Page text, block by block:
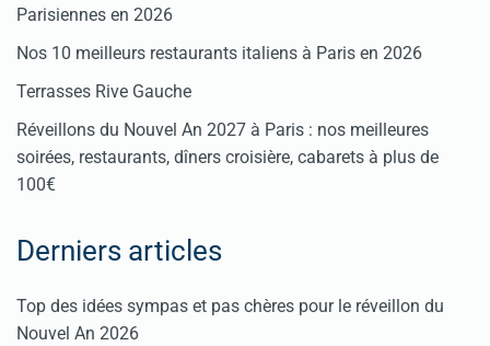
Parisiennes en 2026
Nos 10 meilleurs restaurants italiens à Paris en 2026
Terrasses Rive Gauche
Réveillons du Nouvel An 2027 à Paris : nos meilleures
soirées, restaurants, dîners croisière, cabarets à plus de
100€
Derniers articles
Top des idées sympas et pas chères pour le réveillon du
Nouvel An 2026